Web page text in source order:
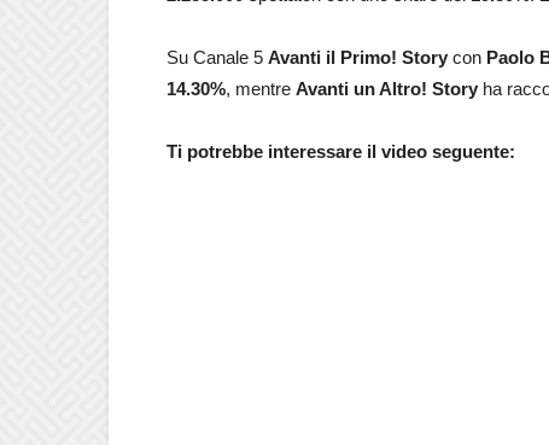
Su Canale 5 Avanti il Primo! Story con Paolo
14.30%, mentre Avanti un Altro! Story ha
Ti potrebbe interessare il video seguente: